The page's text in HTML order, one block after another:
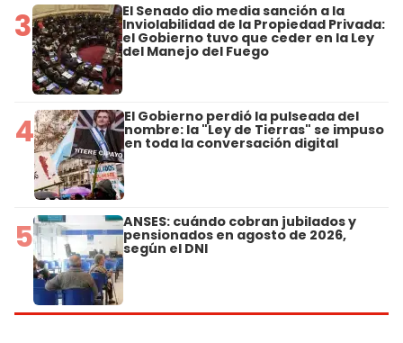
3 El Senado dio media sanción a la
Inviolabilidad de la Propiedad Privada:
el Gobierno tuvo que ceder en la Ley
del Manejo del Fuego
4 El Gobierno perdió la pulseada del
nombre: la "Ley de Tierras" se impuso
en toda la conversación digital
5 ANSES: cuándo cobran jubilados y
pensionados en agosto de 2026,
según el DNI